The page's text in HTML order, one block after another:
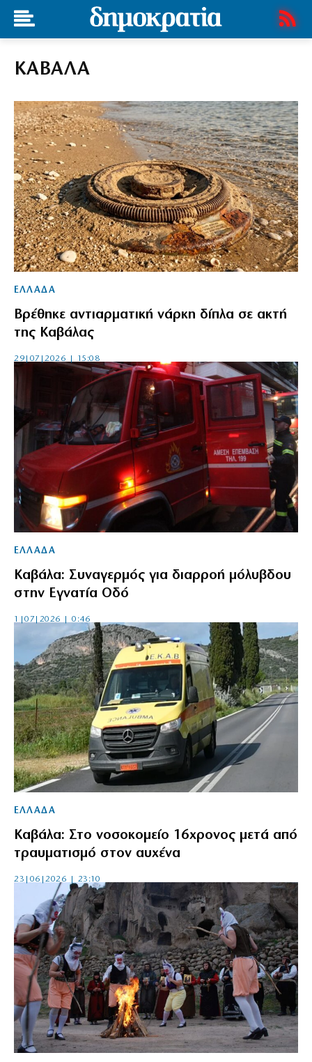
ΚΑΒΑΛΑ
ΕΛΛΑΔΑ
Βρέθηκε αντιαρματική νάρκη δίπλα σε ακτή
της Καβάλας
29|07|2026 | 15:08
ΕΛΛΑΔΑ
Καβάλα: Συναγερμός για διαρροή μόλυβδου
στην Εγνατία Οδό
1|07|2026 | 0:46
ΕΛΛΑΔΑ
Καβάλα: Στο νοσοκομείο 16χρονος μετά από
τραυματισμό στον αυχένα
23|06|2026 | 23:10